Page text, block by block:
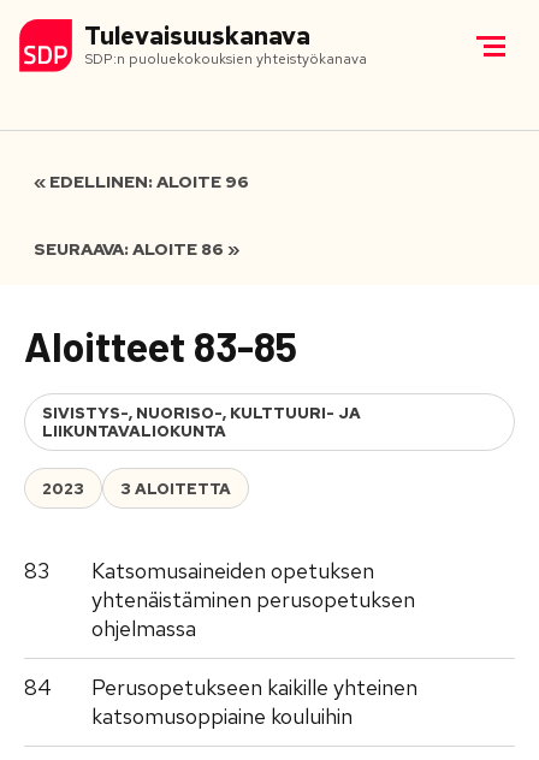
Tulevaisuuskanava
SDP:n puoluekokouksien yhteistyökanava
« EDELLINEN: ALOITE 96
SEURAAVA: ALOITE 86 »
Aloitteet 83-85
SIVISTYS-, NUORISO-, KULTTUURI- JA
LIIKUNTAVALIOKUNTA
2023 3 ALOITETTA
83
Katsomusaineiden opetuksen
yhtenäistäminen perusopetuksen
ohjelmassa
84
Perusopetukseen kaikille yhteinen
katsomusoppiaine kouluihin